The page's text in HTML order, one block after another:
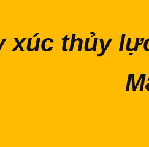
xúc thủy